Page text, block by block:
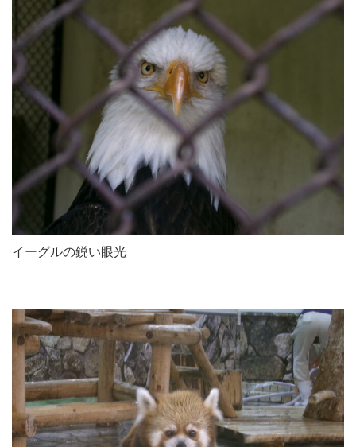
イーグルの鋭い眼光